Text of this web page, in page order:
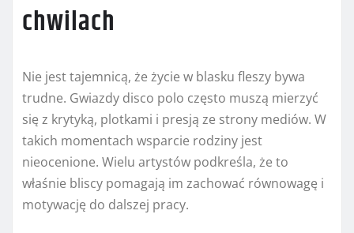
chwilach
Nie jest tajemnicą, że życie w blasku fleszy bywa
trudne. Gwiazdy disco polo często muszą mierzyć
się z krytyką, plotkami i presją ze strony mediów. W
takich momentach wsparcie rodziny jest
nieocenione. Wielu artystów podkreśla, że to
właśnie bliscy pomagają im zachować równowagę i
motywację do dalszej pracy.